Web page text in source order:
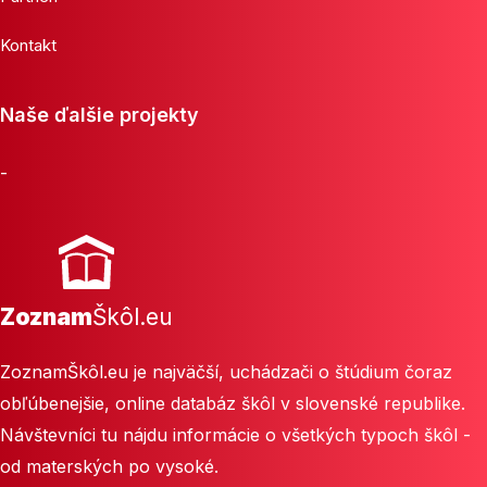
Kontakt
Naše ďalšie projekty
-
ZoznamŠkôl.eu
ZoznamŠkôl.eu je najväčší, uchádzači o štúdium čoraz
obľúbenejšie, online databáz škôl v slovenské republike.
Návštevníci tu nájdu informácie o všetkých typoch škôl -
od materských po vysoké.